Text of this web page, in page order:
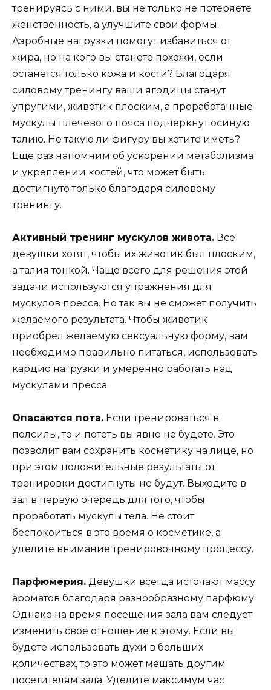
тренируясь с ними, вы не только не потеряете
женственность, а улучшите свои формы.
Аэробные нагрузки помогут избавиться от
жира, но на кого вы станете похожи, если
останется только кожа и кости? Благодаря
силовому тренингу ваши ягодицы станут
упругими, животик плоским, а проработанные
мускулы плечевого пояса подчеркнут осиную
талию. Не такую ли фигуру вы хотите иметь?
Еще раз напомним об ускорении метаболизма
и укреплении костей, что может быть
достигнуто только благодаря силовому
тренингу.
Активный тренинг мускулов живота. Все
девушки хотят, чтобы их животик был плоским,
а талия тонкой. Чаще всего для решения этой
задачи используются упражнения для
мускулов пресса. Но так вы не сможет получить
желаемого результата. Чтобы животик
приобрел желаемую сексуальную форму, вам
необходимо правильно питаться, использовать
кардио нагрузки и умеренно работать над
мускулами пресса.
Опасаются пота. Если тренироваться в
полсилы, то и потеть вы явно не будете. Это
позволит вам сохранить косметику на лице, но
при этом положительные результаты от
тренировки достигнуты не будут. Выходите в
зал в первую очередь для того, чтобы
проработать мускулы тела. Не стоит
беспокоиться в это время о косметике, а
уделите внимание тренировочному процессу.
Парфюмерия. Девушки всегда источают массу
ароматов благодаря разнообразному парфюму.
Однако на время посещения зала вам следует
изменить свое отношение к этому. Если вы
будете использовать духи в больших
количествах, то это может мешать другим
посетителям зала. Уделите максимум час